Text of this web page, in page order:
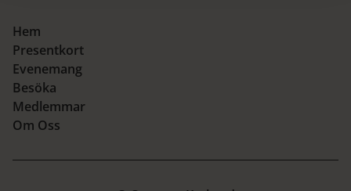
Hem
Presentkort
Evenemang
Besöka
Medlemmar
Om Oss